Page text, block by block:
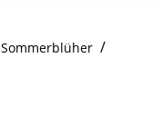
Sommerblüher /